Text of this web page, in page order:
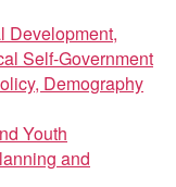
Development,
Self-Government
Demography
Youth
and